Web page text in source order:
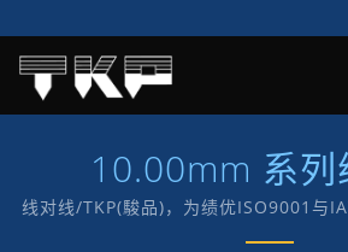
10.00mm 系列
线对线/TKP(駿品)，为绩优ISO9001与
商，创立于1987年，以“TKP”自有品牌